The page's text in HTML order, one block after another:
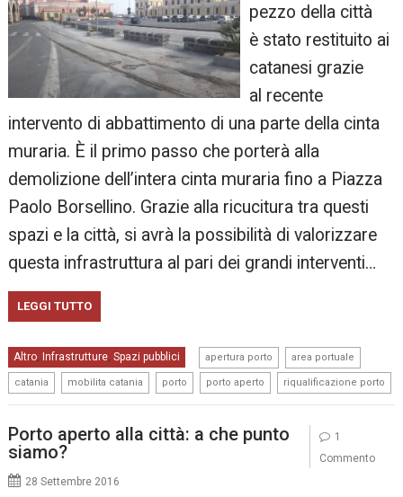
pezzo della città
è stato restituito ai
catanesi grazie
al recente
intervento di abbattimento di una parte della cinta
muraria. È il primo passo che porterà alla
demolizione dell’intera cinta muraria fino a Piazza
Paolo Borsellino. Grazie alla ricucitura tra questi
spazi e la città, si avrà la possibilità di valorizzare
questa infrastruttura al pari dei grandi interventi…
LEGGI TUTTO
Altro, Infrastrutture,Spazi pubblici apertura porto area portuale
catania mobilita catania porto porto aperto riqualificazione porto
Porto aperto alla città: a che punto
siamo?
28 Settembre 2016
1
Commento